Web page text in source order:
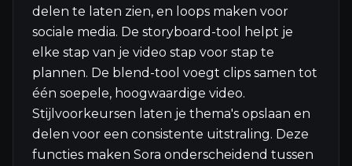
delen te laten zien, en loops maken voor
sociale media. De storyboard-tool helpt je
elke stap van je video stap voor stap te
plannen. De blend-tool voegt clips samen tot
één soepele, hoogwaardige video.
Stijlvoorkeursen laten je thema's opslaan en
delen voor een consistente uitstraling. Deze
functies maken Sora onderscheidend tussen